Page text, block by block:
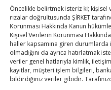
Öncelikle belirtmek isteriz ki; kişisel
rızalar doğrultusunda ŞİRKET
Korunması Hakkında Kanun
Kişisel Verilerin Korunması
haller kapsamına giren durumlarda
olmadığını da ayrıca hatırlatmak
veriler genel hatlarıyla kimlik,
kayıtlar, müşteri işlem bilgileri,
bildirdiğiniz veriler gibidir.
Ağustos 2026
P
S Ç P
3
4 5 6
10
11 12 13
17